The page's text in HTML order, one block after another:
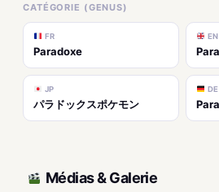
CATÉGORIE (GENUS)
FR
Paradoxe
EN
JP
パラドックスポケモン
DE
Médias & Galerie